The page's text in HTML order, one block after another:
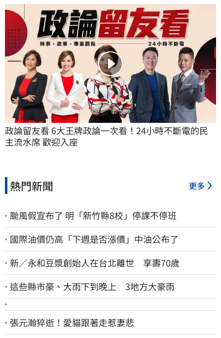
政論留友看 6大王牌政論一次看！24小時不斷電的民
主流水席 歡迎入座
熱門新聞 更多
颱風假宣布了 明「新竹縣8校」停課不停班
國際油價仍高「下週是否漲價」中油公布了
新／永和豆漿創始人在台北離世 享壽70歲
這些縣市豪、大雨下到晚上 3地方大豪雨
張元瀚猝逝！愛貓跟著走惹妻悲